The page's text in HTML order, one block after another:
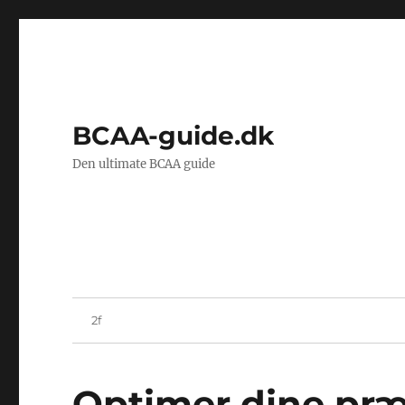
BCAA-guide.dk
Den ultimate BCAA guide